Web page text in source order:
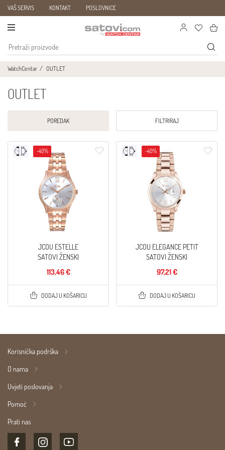
VAŠ SERVIS KONTAKT POSLOVNICE
WatchCentar OUTLET
OUTLET
POREDAK FILTRIRAJ
-40%
JCOU ESTELLE
SATOVI ŽENSKI
113,46 €
DODAJ U KOŠARICU
-40%
JCOU ELEGANCE PETIT
SATOVI ŽENSKI
97,21 €
DODAJ U KOŠARICU
Korisnička podrška
O nama
Uvjeti poslovanja
Pomoć
Prati nas